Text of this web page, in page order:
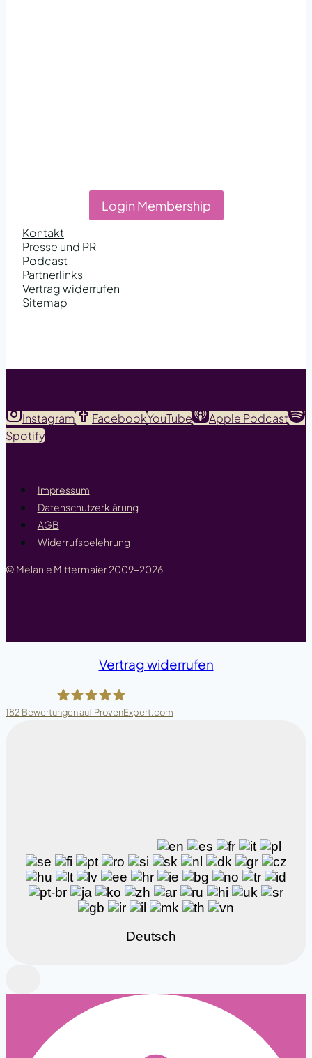
Login Membership
Kontakt
Presse und PR
Podcast
Partnerlinks
Vertrag widerrufen
Sitemap
Instagram FacebookYouTube
Apple Podcast
Spotify
Impressum
Datenschutzerklärung
AGB
Widerrufsbelehrung
© Melanie Mittermaier 2009-2026
Vertrag widerrufen
182 Bewertungen auf ProvenExpert.com
Deutsch